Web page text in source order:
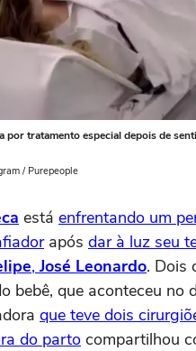
por tratamento especial depois de
/ Purepeople
está enfrentando um
após dar à luz seu
, José Leonardo. Dois
bebê, que aconteceu no
que teve dois
do parto compartilhou